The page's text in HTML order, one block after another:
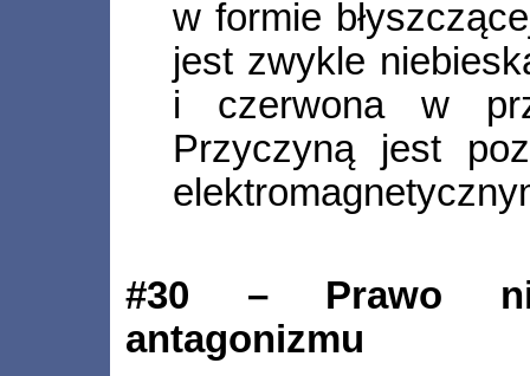
w formie
jest zwykle
i czerwona w
Przyczyną jest
#30 – Prawo
antagonizmu